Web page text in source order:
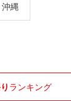
縄
ランキング